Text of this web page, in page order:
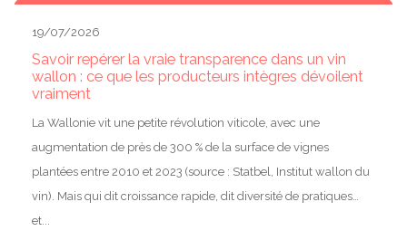
19/07/2026
Savoir repérer la vraie transparence dans un vin
wallon : ce que les producteurs intègres dévoilent
vraiment
La Wallonie vit une petite révolution viticole, avec une
augmentation de près de 300 % de la surface de vignes
plantées entre 2010 et 2023 (source : Statbel, Institut wallon du
vin). Mais qui dit croissance rapide, dit diversité de pratiques…
et...